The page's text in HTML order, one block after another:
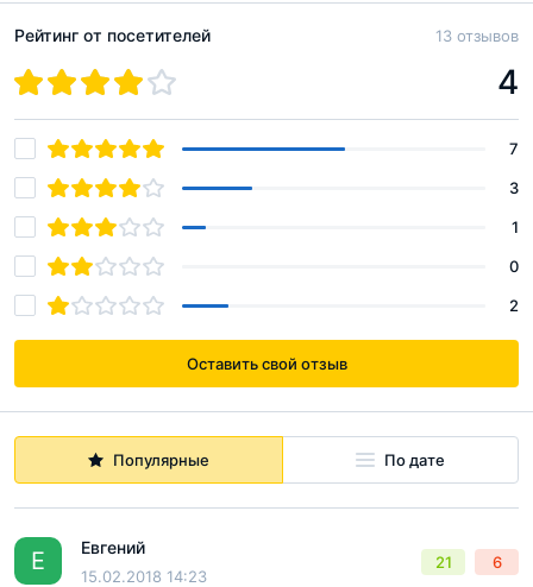
Оставить свой отзыв
Популярные По дате
Е Евгений
15.02.2018 14:23
21 6
Рейтинг от посетителей 13 отзывов
4
7
3
1
0
2